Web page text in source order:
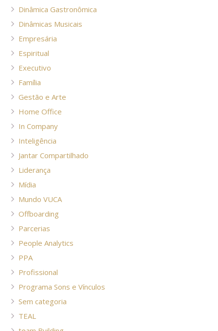
Dinâmica Gastronômica
Dinâmicas Musicais
Empresária
Espiritual
Executivo
Família
Gestão e Arte
Home Office
In Company
Inteligência
Jantar Compartilhado
Liderança
Mídia
Mundo VUCA
Offboarding
Parcerias
People Analytics
PPA
Profissional
Programa Sons e Vínculos
Sem categoria
TEAL